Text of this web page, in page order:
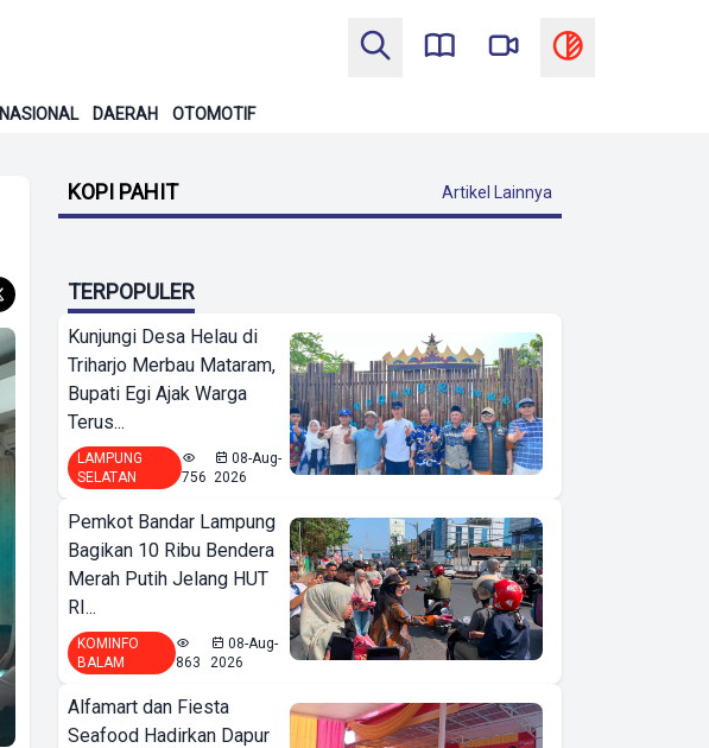
NASIONAL DAERAH OTOMOTIF
KOPI PAHIT Artikel Lainnya
TERPOPULER
Kunjungi Desa Helau di
Triharjo Merbau Mataram,
Bupati Egi Ajak Warga
Terus...
LAMPUNG
SELATAN
756
08-Aug-
2026
Pemkot Bandar Lampung
Bagikan 10 Ribu Bendera
Merah Putih Jelang HUT
RI...
KOMINFO
BALAM
863
08-Aug-
2026
Alfamart dan Fiesta
Seafood Hadirkan Dapur